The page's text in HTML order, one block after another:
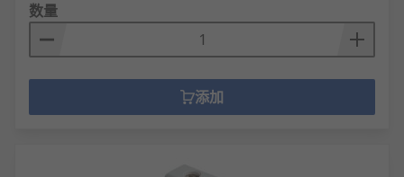
数量
添加